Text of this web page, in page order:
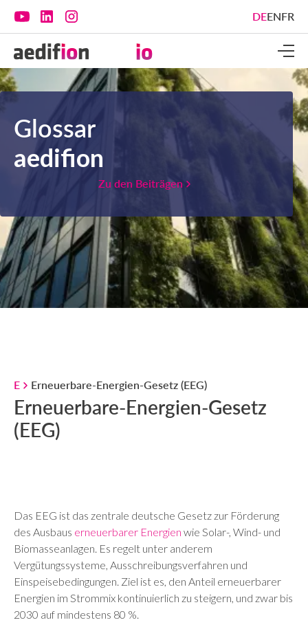
DEENFR
Glossar
aedifion
Zu den Beiträgen
E Erneuerbare-Energien-Gesetz (EEG)
Erneuerbare-Energien-Gesetz
(EEG)
Das EEG ist das zentrale deutsche Gesetz zur Förderung
des Ausbaus erneuerbarer Energien wie Solar-, Wind- und
Biomasseanlagen. Es regelt unter anderem
Vergütungssysteme, Ausschreibungsverfahren und
Einspeisebedingungen. Ziel ist es, den Anteil erneuerbarer
Energien im Strommix kontinuierlich zu steigern, und zwar bis
2030 auf mindestens 80 %.